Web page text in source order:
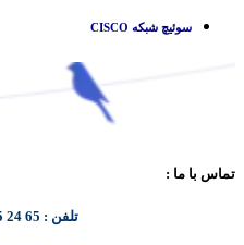
سوئیچ شبکه CISCO
تماس با ما :
تلفن : 65 24 25 44 (021)